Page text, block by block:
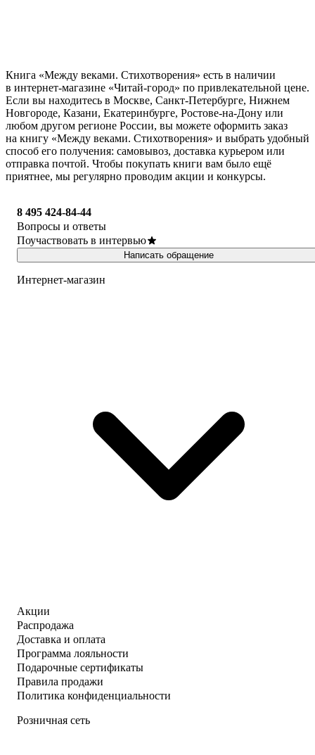
Книга «Между веками. Стихотворения» есть в наличии
в интернет-магазине «Читай-город» по привлекательной цене.
Если вы находитесь в Москве, Санкт-Петербурге, Нижнем
Новгороде, Казани, Екатеринбурге, Ростове-на-Дону или
любом другом регионе России, вы можете оформить заказ
на книгу «Между веками. Стихотворения» и выбрать удобный
способ его получения: самовывоз, доставка курьером или
отправка почтой. Чтобы покупать книги вам было ещё
приятнее, мы регулярно проводим акции и конкурсы.
8 495 424-84-44
Вопросы и ответы
Поучаствовать в интервью
Написать обращение
Интернет-магазин
Акции
Распродажа
Доставка и оплата
Программа лояльности
Подарочные сертификаты
Правила продажи
Политика конфиденциальности
Розничная сеть